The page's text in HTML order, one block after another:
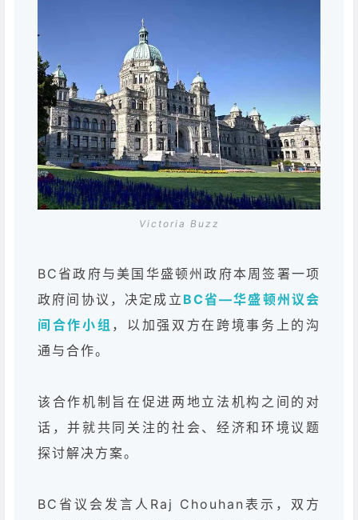
Victoria Buzz
BC省政府与美国华盛顿州政府本周签署一项
政府间协议，决定成立 BC省—华盛顿州议会
间合作小组 ，以加强双方在跨境事务上的沟
通与合作。
该合作机制旨在促进两地立法机构之间的对
话，并就共同关注的社会、经济和环境议题
探讨解决方案。
BC省议会发言人Raj Chouhan表示，双方